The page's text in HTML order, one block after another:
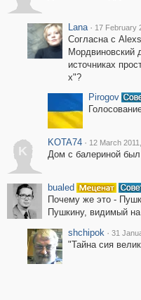
Lana · 17 February
Согласна с
Мордвиновский
источниках
х"?
Pirogov
K
KOTA74 · 12 March
Дом с балериной был
bualed
Почему же это -
Пушкину, видимый
shchipok · 31
"Тайна сия